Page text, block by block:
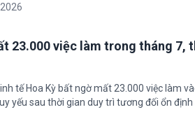
23.000 việc làm trong tháng 7,
tế Hoa Kỳ bất ngờ mất 23.000 việc làm
yếu sau thời gian duy trì tương đối ổn